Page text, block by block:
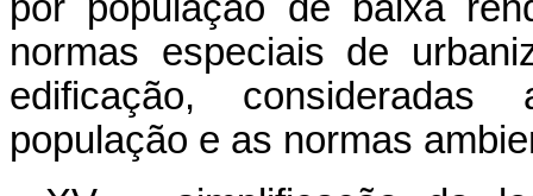
normas especiais de
edificação,
população e as normas